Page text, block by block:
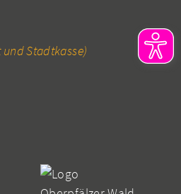
Stadtkasse)